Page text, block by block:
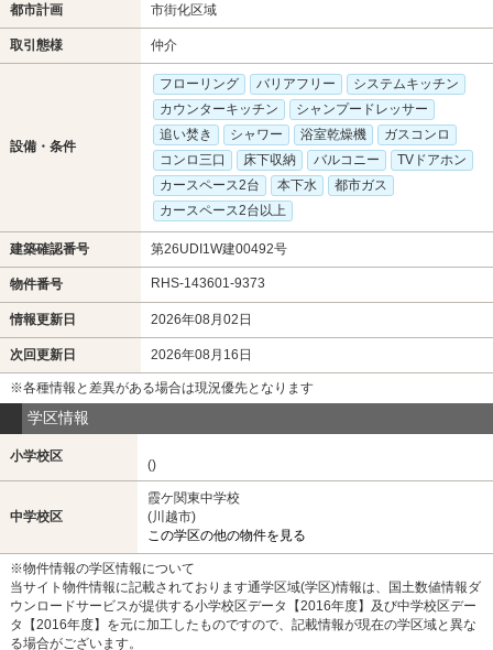
都市計画 市街化区域
取引態様 仲介
設備・条件
フローリング バリアフリー
システムキッチン
カウンターキッチン
シャンプードレッサー
追い焚き
シャワー 浴室乾燥機
ガスコンロ
コンロ三口
床下収納 バルコニー
TVドアホン
カースペース2台
本下水
都市ガス
カースペース2台以上
建築確認番号 第26UDI1W建00492号
物件番号 RHS-143601-9373
情報更新日 2026年08月02日
次回更新日 2026年08月16日
※各種情報と差異がある場合は現況優先となります
学区情報
小学校区
()
中学校区
霞ケ関東中学校
(川越市)
この学区の他の物件を見る
※物件情報の学区情報について
当サイト物件情報に記載されております通学区域(学区)情報は、国土数値情報ダ
ウンロードサービスが提供する小学校区データ【2016年度】及び中学校区デー
タ【2016年度】を元に加工したものですので、記載情報が現在の学区域と異な
る場合がございます。